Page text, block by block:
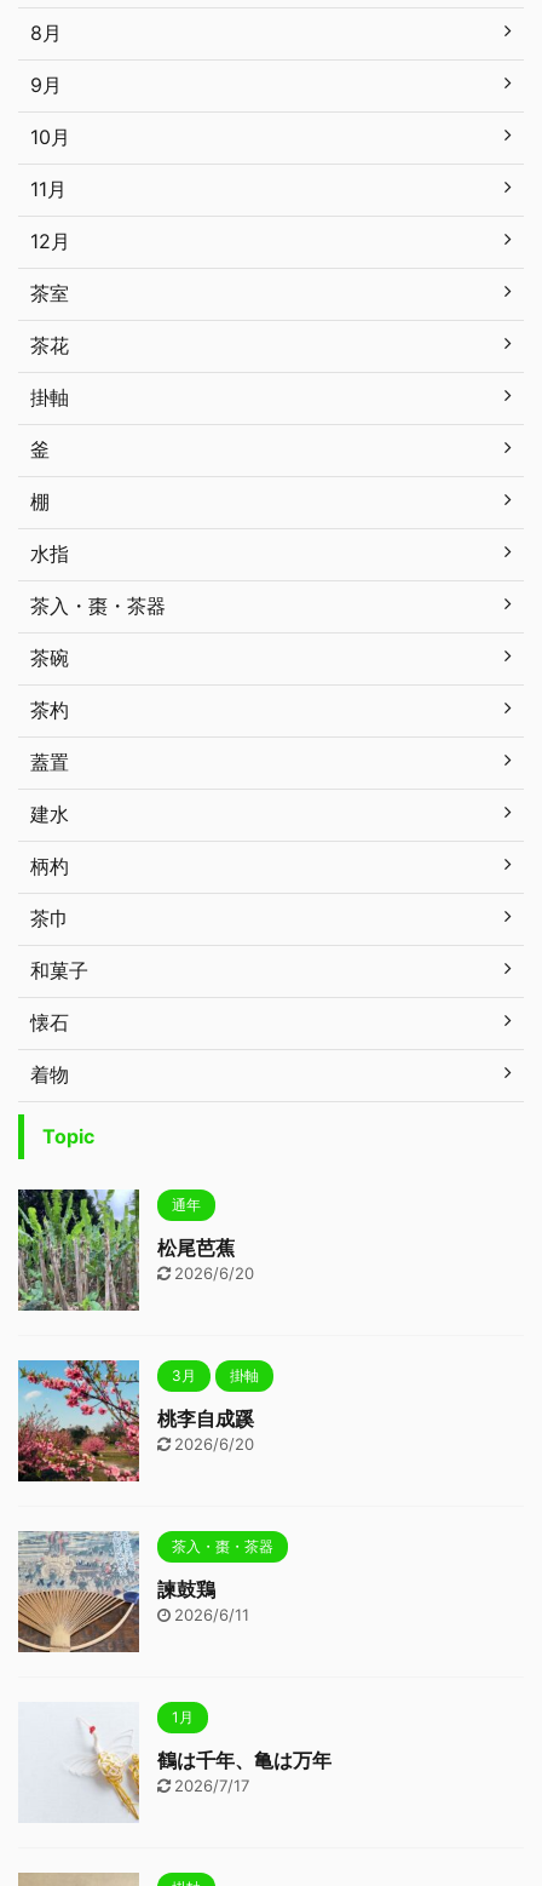
8月
9月
10月
11月
12月
茶室
茶花
掛軸
釜
棚
水指
茶入・棗・茶器
茶碗
茶杓
蓋置
建水
柄杓
茶巾
和菓子
懐石
着物
Topic
通年
松尾芭蕉
2026/6/20
3月 掛軸
桃李自成蹊
2026/6/20
茶入・棗・茶器
諫鼓鶏
2026/6/11
1月
鶴は千年、亀は万年
2026/7/17